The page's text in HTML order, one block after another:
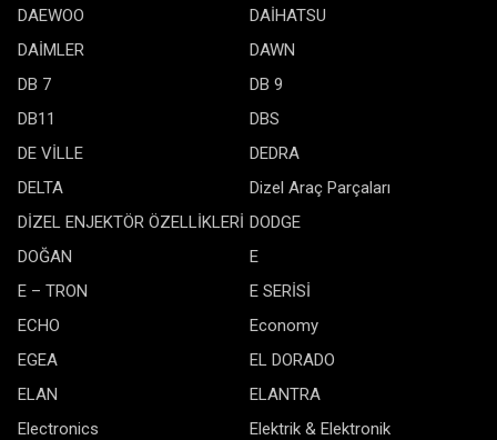
DAEWOO
DAİHATSU
DAİMLER
DAWN
DB 7
DB 9
DB11
DBS
DE VİLLE
DEDRA
DELTA
Dizel Araç Parçaları
DİZEL ENJEKTÖR ÖZELLİKLERİ DODGE
DOĞAN
E
E – TRON
E SERİSİ
ECHO
Economy
EGEA
EL DORADO
ELAN
ELANTRA
Electronics
Elektrik & Elektronik